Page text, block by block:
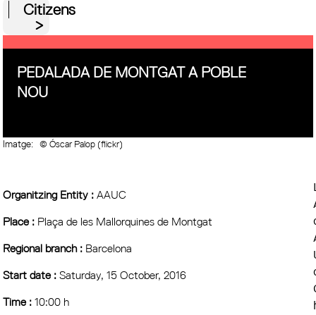
Citizens
PEDALADA DE MONTGAT A POBLE
NOU
Imatge: © Óscar Palop (flickr)
Organitzing Entity :AAUC
Place : Plaça de les Mallorquines de Montgat
Regional branch : Barcelona
Start date :Saturday, 15 October, 2016
Time :10:00 h